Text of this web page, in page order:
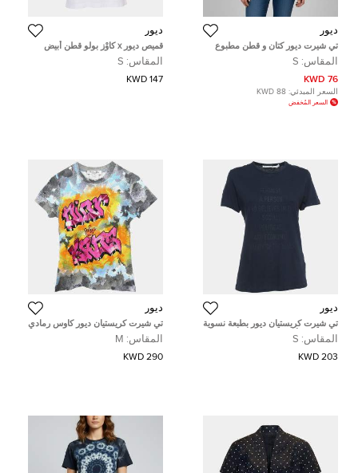
ديور
تي شيرت ديور كتان و قطن مطبوع
فلاور باور كريمي مقاس صغير (سمول)
المقاس: S
76 KWD
السعر المبدئي: 88 KWD
السعر المُخفض
ديور
قميص ديور x كاوْز بولو قطن أبيض
مقاس صغير
المقاس: S
147 KWD
ديور
تي شيرت كريستيان ديور بطبعة نسوية
قطن مزيج أزرق كحلي كم نصف صغير
المقاس: S
203 KWD
ديور
تي شيرت كريستيان ديور كاوس رمادي
رقم 38 مقاس متوسط - ميديم
المقاس: M
290 KWD